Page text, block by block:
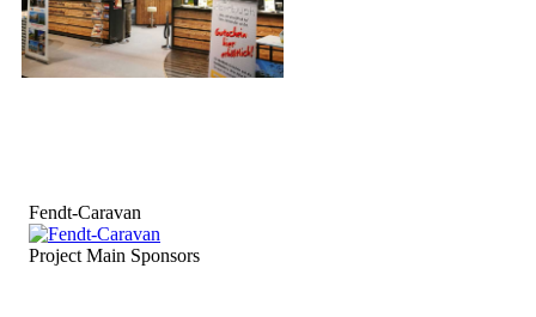
Fendt-Caravan
Project Main Sponsors